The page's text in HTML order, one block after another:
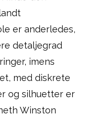
er anderledes,
detaljegrad
imens
med diskrete
og silhuetter er
Winston